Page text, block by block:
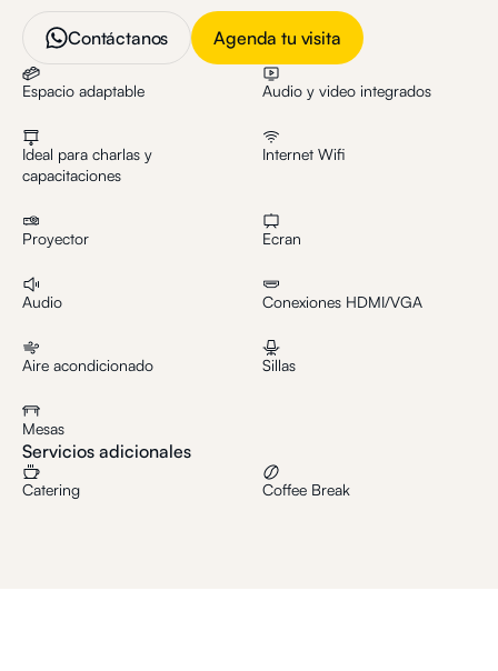
Contáctanos Agenda tu visita
Espacio adaptable Audio y video integrados
Ideal para charlas y
capacitaciones
Internet Wifi
Proyector Ecran
Audio Conexiones HDMI/VGA
Aire acondicionado Sillas
Mesas
Servicios adicionales
Catering Coffee Break